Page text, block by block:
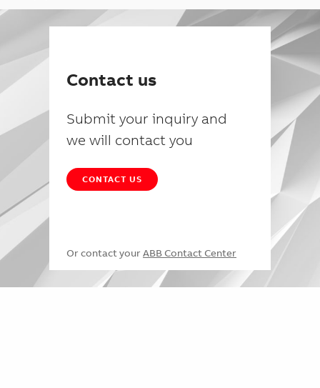
Contact us
Submit your inquiry and
we will contact you
CONTACT US
Or contact your ABB Contact Center